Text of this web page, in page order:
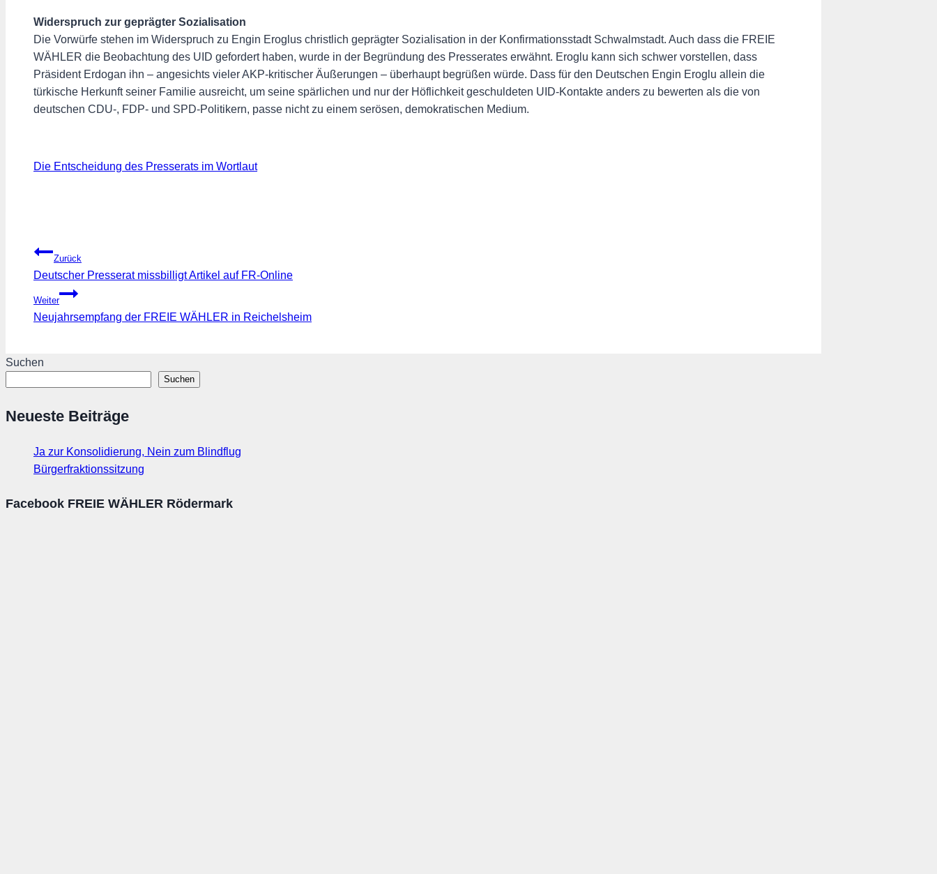
Widerspruch zur geprägter Sozialisation
Die Vorwürfe stehen im Widerspruch zu Engin Eroglus christlich geprägter Sozialisation in der Konfirmationsstadt Schwalmstadt. Auch dass die FREIE
WÄHLER die Beobachtung des UID gefordert haben, wurde in der Begründung des Presserates erwähnt. Eroglu kann sich schwer vorstellen, dass
Präsident Erdogan ihn – angesichts vieler AKP-kritischer Äußerungen – überhaupt begrüßen würde. Dass für den Deutschen Engin Eroglu allein die
türkische Herkunft seiner Familie ausreicht, um seine spärlichen und nur der Höflichkeit geschuldeten UID-Kontakte anders zu bewerten als die von
deutschen CDU-, FDP- und SPD-Politikern, passe nicht zu einem serösen, demokratischen Medium.
Die Entscheidung des Presserats im Wortlaut
Beitragsnavigation
Zurück
Deutscher Presserat missbilligt Artikel auf FR-Online
Weiter
Neujahrsempfang der FREIE WÄHLER in Reichelsheim
Suchen
Suchen
Neueste Beiträge
Ja zur Konsolidierung, Nein zum Blindflug
Bürgerfraktionssitzung
Facebook FREIE WÄHLER Rödermark